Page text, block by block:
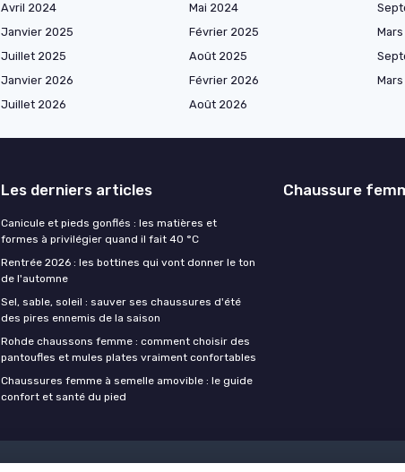
Avril 2024 Mai 2024
Janvier 2025 Février 2025
Juillet 2025 Août 2025
Janvier 2026 Février 2026
Juillet 2026 Août 2026
Les derniers articles
Canicule et pieds gonflés : les matières et
formes à privilégier quand il fait 40 °C
Rentrée 2026 : les bottines qui vont donner le ton
de l'automne
Sel, sable, soleil : sauver ses chaussures d'été
des pires ennemis de la saison
Rohde chaussons femme : comment choisir des
pantoufles et mules plates vraiment confortables
Chaussures femme à semelle amovible : le guide
confort et santé du pied
Chaussure